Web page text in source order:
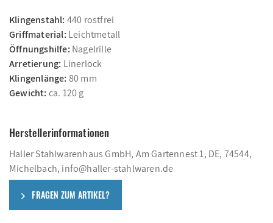
Klingenstahl: 440 rostfrei
Griffmaterial: Leichtmetall
Öffnungshilfe: Nagelrille
Arretierung: Linerlock
Klingenlänge: 80 mm
Gewicht: ca. 120 g
Herstellerinformationen
Haller Stahlwarenhaus GmbH, Am Gartennest 1, DE, 74544,
Michelbach, info@haller-stahlwaren.de
FRAGEN ZUM ARTIKEL?